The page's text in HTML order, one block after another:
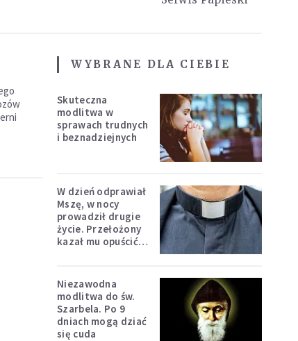
WYBRANE DLA CIEBIE
Skuteczna
modlitwa w
sprawach trudnych
i beznadziejnych
W dzień odprawiał
Mszę, w nocy
prowadził drugie
życie. Przełożony
kazał mu opuścić
Niezawodna
modlitwa do św.
Szarbela. Po 9
dniach mogą dziać
się cuda